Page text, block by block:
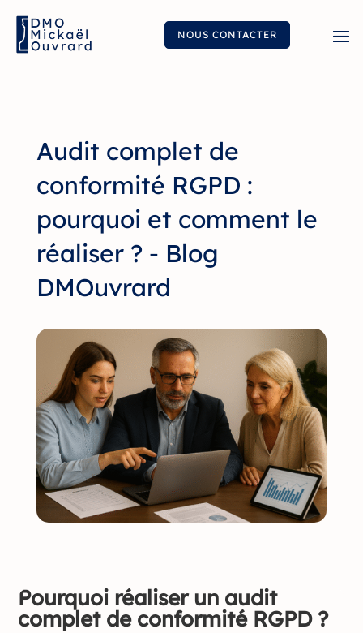
NOUS CONTACTER
Audit complet de
conformité RGPD :
pourquoi et comment le
réaliser ? - Blog
DMOuvrard
Pourquoi réaliser un audit
complet de conformité RGPD ?